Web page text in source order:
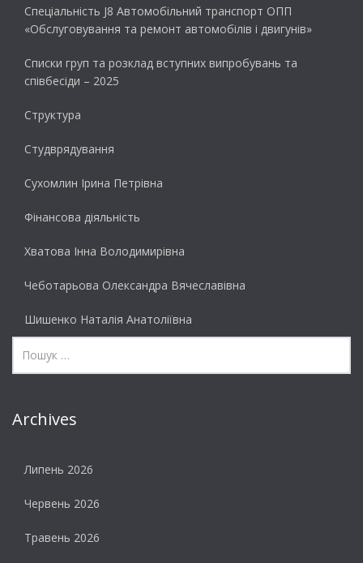
Спеціальність J8 Автомобільний транспорт ОПП
«Обслуговування та ремонт автомобілів і двигунів»
Списки груп та розклад вступних випробувань та
співбесіди – 2025
Структура
Студврядування
Сухомлин Ірина Петрівна
Фінансова діяльність
Хватова Інна Володимирівна
Чеботарьова Олександра Вячеславівна
Шишенко Наталія Анатоліївна
Archives
Липень 2026
Червень 2026
Травень 2026